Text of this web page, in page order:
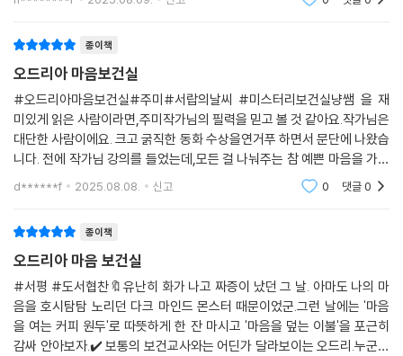
종이책
오드리아 마음보건실
#오드리아마음보건실#주미#서랍의날씨 #미스터리보건실냥쌤 을 재
미있게 읽은 사람이라면,주미작가님의 필력을 믿고 볼 것 같아요.작가님은
대단한 사람이에요. 크고 굵직한 동화 수상을연거푸 하면서 문단에 나왔습
니다. 전에 작가님 강의를 들었는데,모든 걸 나눠주는 참 예쁜 마음을 가지
셨더라고요. 이 책은 ‘다크마인드 몬스터’라는 특별한 존재가 나와요.커다
d******f 2025.08.08. 신고 0 댓글0
종이책
오드리아 마음 보건실
#서평 #도서협찬🔖유난히 화가 나고 짜증이 났던 그 날. 아마도 나의 마
음을 호시탐탐 노리던 다크 마인드 몬스터 때문이었군.그런 날에는 '마음
을 여는 커피 원두'로 따뜻하게 한 잔 마시고 '마음을 덮는 이불'을 포근히
감싸 안아보자.✔️ 보통의 보건교사와는 어딘가 달라보이는 오드리.누군가